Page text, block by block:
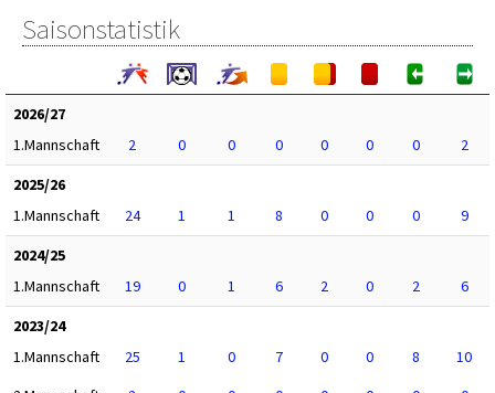
Saisonstatistik
2026/27
1.Mannschaft
2 0 0 0 0 0 0
2
2025/26
1.Mannschaft
24 1 1 8 0 0 0
9
2024/25
1.Mannschaft
19 0 1 6 2 0 2
6
2023/24
1.Mannschaft
25 1 0 7 0 0 8
10